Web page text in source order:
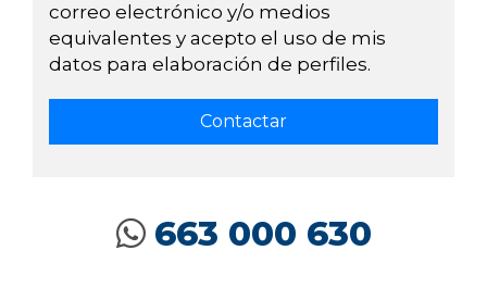
correo electrónico y/o medios
equivalentes y acepto el uso de mis
datos para elaboración de perfiles.
663 000 630